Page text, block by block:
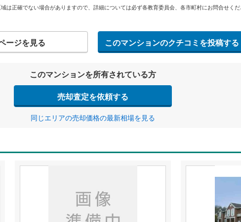
は正確でない場合がありますので、詳細については必ず各教育委員会、各市町村にお問合せくだ
ージを見る このマンションのクチコミを投稿する
このマンションを所有されている方
売却査定を依頼する
同じエリアの売却価格の最新相場を見る